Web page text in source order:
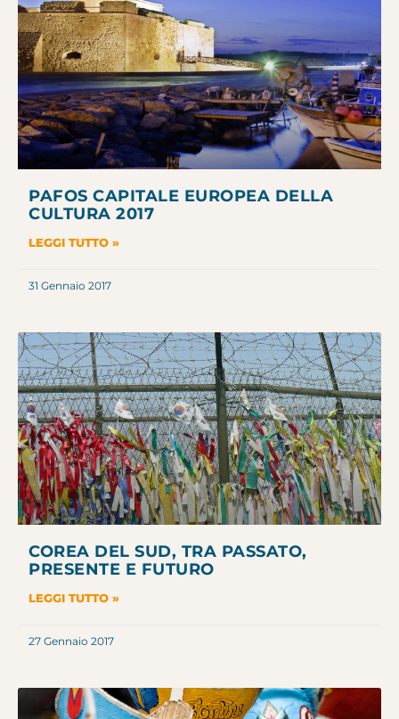
PAFOS CAPITALE EUROPEA DELLA
CULTURA 2017
LEGGI TUTTO »
31 Gennaio 2017
COREA DEL SUD, TRA PASSATO,
PRESENTE E FUTURO
LEGGI TUTTO »
27 Gennaio 2017